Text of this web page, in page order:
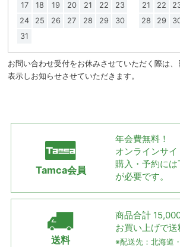
17
18 19 20 21 22
23
24
25 26 27 28 29
30
31
21
22
28
29
お問い合わせ受付をお休みさせていただく際は
表示しお知らせさせていただきます。
Tamca会員
年会費無料！
オンラインサ
購入・予約には
が必要です。
送料
商品合計
お買い上げで送
※配送先：北海道